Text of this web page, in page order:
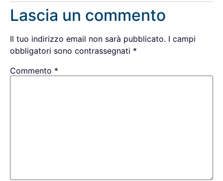
Lascia un commento
Il tuo indirizzo email non sarà pubblicato. I campi
obbligatori sono contrassegnati *
Commento *